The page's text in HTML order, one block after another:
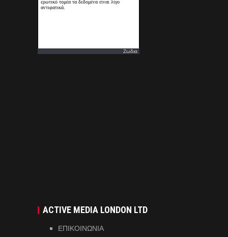
Ζωδια
ACTIVE MEDIA LONDON LTD
ΕΠΙΚΟΙΝΩΝΙΑ